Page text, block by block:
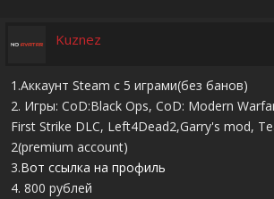
Kuznez
1.Аккаунт Steam c 5 играми(без банов)
2. Игры: CoD:Black Ops, CoD: Modern
First Strike DLC, Left4Dead2,Garry's mod,
2(premium account)
3.Вот ссылка на профиль
4. 800 рублей